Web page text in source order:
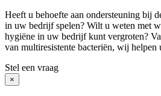
Heeft u behoefte aan ondersteuning bij
in uw bedrijf spelen? Wilt u weten met
hygiëne in uw bedrijf kunt vergroten?
van multiresistente bacteriën, wij helpen
Stel een vraag
×